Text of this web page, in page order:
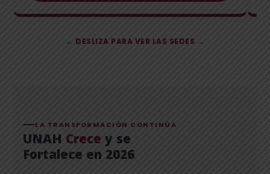
← DESLIZA PARA VER LAS SEDES →
LA TRANSFORMACIÓN CONTINÚA
UNAH Crece y se
Fortalece en 2026